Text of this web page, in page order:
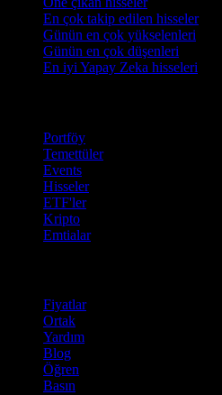
En çok takip edilen hisseler
Günün en çok yükselenleri
Günün en çok düşenleri
En iyi Yapay Zeka hisseleri
Portföy
Temettüler
Events
Hisseler
ETF'ler
Kripto
Emtialar
Fiyatlar
Ortak
Yardım
Blog
Öğren
Basın